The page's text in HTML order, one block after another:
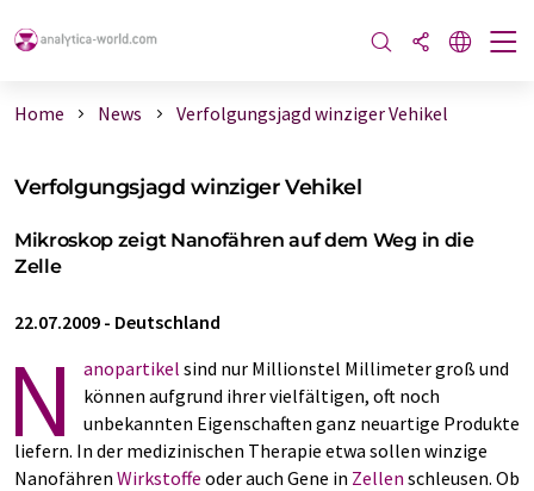
Home News Verfolgungsjagd winziger Vehikel
Verfolgungsjagd winziger Vehikel
Mikroskop zeigt Nanofähren auf dem Weg in die
Zelle
22.07.2009 - Deutschland
N anopartikel sind nur Millionstel Millimeter groß und
können aufgrund ihrer vielfältigen, oft noch
unbekannten Eigenschaften ganz neuartige Produkte
liefern. In der medizinischen Therapie etwa sollen winzige
Nanofähren Wirkstoffe oder auch Gene in Zellen schleusen. Ob